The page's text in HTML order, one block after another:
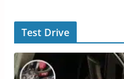
Test Drive